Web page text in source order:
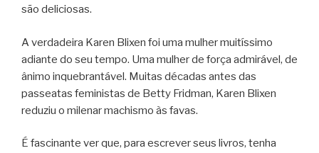
são deliciosas.
A verdadeira Karen Blixen foi uma mulher muitíssimo
adiante do seu tempo. Uma mulher de força admirável, de
ânimo inquebrantável. Muitas décadas antes das
passeatas feministas de Betty Fridman, Karen Blixen
reduziu o milenar machismo às favas.
É fascinante ver que, para escrever seus livros, tenha